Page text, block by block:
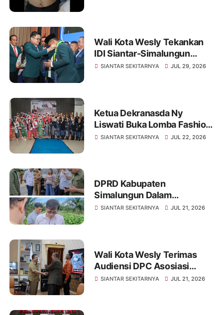
Wali Kota Wesly Tekankan
IDI Siantar-Simalungun
Harus Menjadi Rumah
SIANTAR SEKITARNYA JUL 29, 2026
Ketua Dekranasda Ny
Liswati Buka Lomba Fashion
Show Pakaian Adat
SIANTAR SEKITARNYA JUL 22, 2026
DPRD Kabupaten
Simalungun Dalam
Pembahasan LKPJ Tahun
SIANTAR SEKITARNYA JUL 21, 2026
Wali Kota Wesly Terimas
Audiensi DPC Asosiasi
Pendeta Indonesia Kota
SIANTAR SEKITARNYA JUL 21, 2026